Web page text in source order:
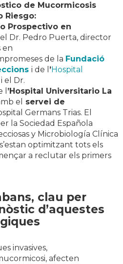
de Mucormicosis
Riesgo:
Prospectivo en
Dr. Pedro Puerta, director
en
de la Fundació
i de l ’Hospital
i el Dr.
’Hospital Universitario La
el
servei de
Germans Trias. El
la Sociedad Española
y Microbiología Clínica
optimitzant tots els
a reclutar els primers
clau per
d’aquestes
invasives,
, afecten